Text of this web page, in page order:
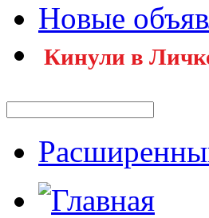
Новые
Кинули в